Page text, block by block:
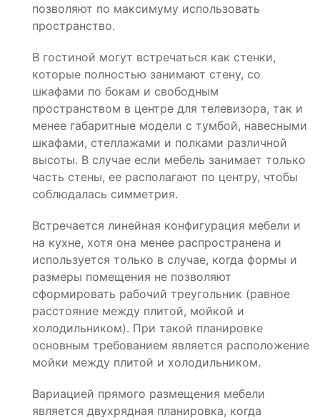
позволяют по максимуму использовать
пространство.
В гостиной могут встречаться как стенки,
которые полностью занимают стену, со
шкафами по бокам и свободным
пространством в центре для телевизора, так и
менее габаритные модели с тумбой, навесными
шкафами, стеллажами и полками различной
высоты. В случае если мебель занимает только
часть стены, ее располагают по центру, чтобы
соблюдалась симметрия.
Встречается линейная конфигурация мебели и
на кухне, хотя она менее распространена и
используется только в случае, когда формы и
размеры помещения не позволяют
сформировать рабочий треугольник (равное
расстояние между плитой, мойкой и
холодильником). При такой планировке
основным требованием является расположение
мойки между плитой и холодильником.
Вариацией прямого размещения мебели
является двухрядная планировка, когда